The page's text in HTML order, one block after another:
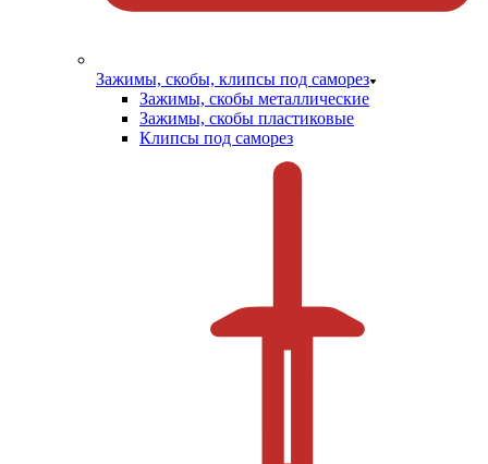
Зажимы, скобы, клипсы под саморез
Зажимы, скобы металлические
Зажимы, скобы пластиковые
Клипсы под саморез